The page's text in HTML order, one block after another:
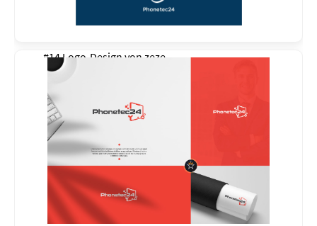
#14 Logo-Design von zeze